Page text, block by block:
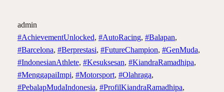
admin
#AchievementUnlocked, #AutoRacing, #Balapan
#Barcelona, #Berprestasi, #FutureChampion, #GenMuda
#IndonesianAthlete, #Kesuksesan, #KiandraRamadhipa
#MenggapaiImpi, #Motorsport, #Olahraga
#PebalapMudaIndonesia, #ProfilKiandraRamadhipa